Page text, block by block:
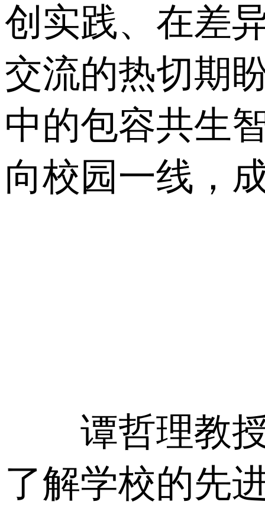
创实践、在差
交流的热切期
中的包容共生
向校园一线，
谭哲理教授
了解学校的先